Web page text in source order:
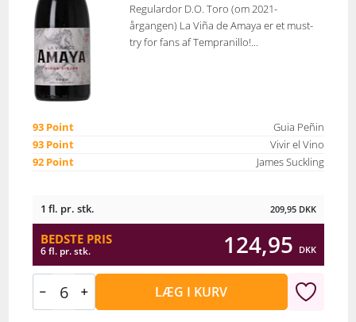
Regulardor D.O. Toro (om 2021-
årgangen) La Viña de Amaya er et must-
try for fans af Tempranillo!...
93 Point
Guia Peñin
93 Point
Vivir el Vino
92 Point
James Suckling
1 fl. pr. stk. 209,95 DKK
BEDSTE PRIS
6 fl. pr. stk. 124,95 DKK
LÆG I KURV